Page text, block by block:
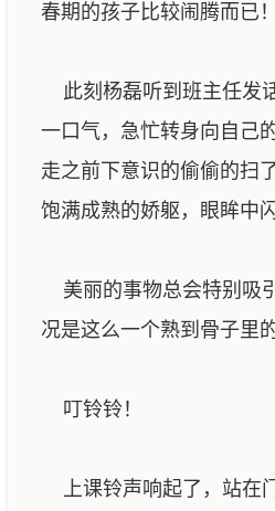
春期的孩子比较闹腾而已！
此刻杨磊听到班主任发
一口气，急忙转身向自己
走之前下意识的偷偷的扫
饱满成熟的娇躯，眼眸中
美丽的事物总会特别吸
况是这么一个熟到骨子里
叮铃铃！
上课铃声响起了，站在